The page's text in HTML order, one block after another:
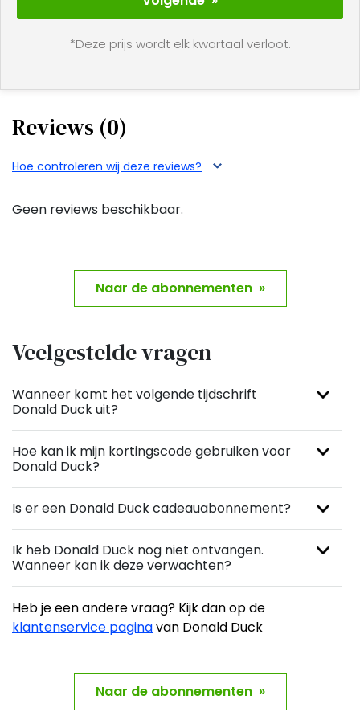
beschikbaar zijn voor abonnees.
Dus als je op zoek bent naar vermakelijke verhalen
is het weekblad een uitstekende keuze!
Duik in de avonturen van Donald Duck, waarbij je
*Deze prijs wordt elk kwartaal verloot.
Reviews (0)
Hoe controleren wij deze reviews?
Geen reviews beschikbaar.
Naar de abonnementen »
Veelgestelde vragen
Wanneer komt het volgende tijdschrift
Donald Duck uit?
Hoe kan ik mijn kortingscode gebruiken voor
Donald Duck?
Is er een Donald Duck cadeauabonnement?
Ik heb Donald Duck nog niet ontvangen.
Wanneer kan ik deze verwachten?
Heb je een andere vraag? Kijk dan op de
klantenservice paginavan Donald Duck
Naar de abonnementen »